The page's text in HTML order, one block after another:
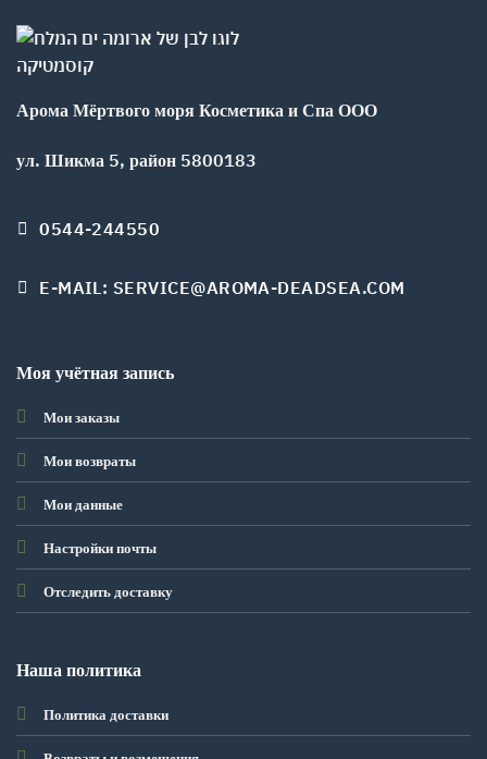
Арома Мёртвого моря Косметика и Спа ООО
ул. Шикма 5, район 5800183
0544-244550
E-MAIL: SERVICE@AROMA-DEADSEA.COM
Моя учётная запись
Мои заказы
Мои возвраты
Мои данные
Настройки почты
Отследить доставку
Наша политика
Политика доставки